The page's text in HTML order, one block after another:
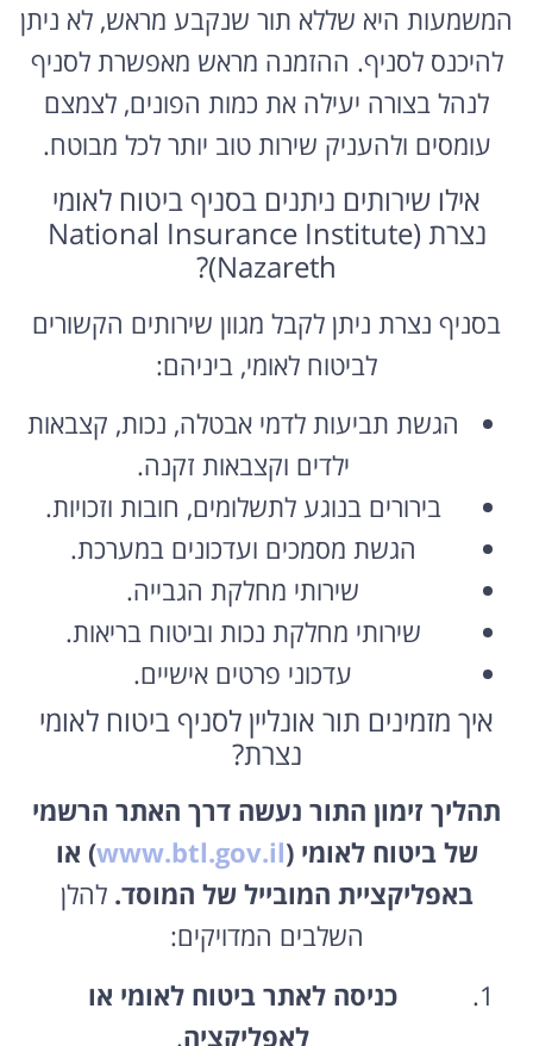
המשמעות היא שללא תור שנקבע מראש, לא ניתן
להיכנס לסניף. ההזמנה מראש מאפשרת לסניף
לנהל בצורה יעילה את כמות הפונים, לצמצם
עומסים ולהעניק שירות טוב יותר לכל מבוטח.
אילו שירותים ניתנים בסניף ביטוח לאומי
נצרת (National Insurance Institute
Nazareth)?
בסניף נצרת ניתן לקבל מגוון שירותים הקשורים
לביטוח לאומי, ביניהם:
הגשת תביעות לדמי אבטלה, נכות, קצבאות
ילדים וקצבאות זקנה.
בירורים בנוגע לתשלומים, חובות וזכויות.
הגשת מסמכים ועדכונים במערכת.
שירותי מחלקת הגבייה.
שירותי מחלקת נכות וביטוח בריאות.
עדכוני פרטים אישיים.
איך מזמינים תור אונליין לסניף ביטוח לאומי
נצרת?
תהליך זימון התור נעשה דרך האתר הרשמי
של ביטוח לאומי (www.btl.gov.il) או
באפליקציית המובייל של המוסד. להלן
השלבים המדויקים:
כניסה לאתר ביטוח לאומי או
לאפליקציה.